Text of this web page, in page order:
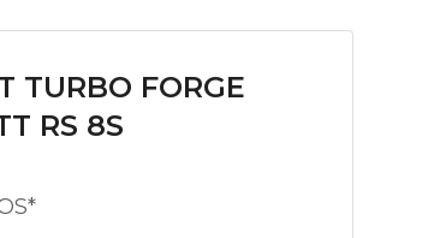
TURBO FORGE
RS 8S